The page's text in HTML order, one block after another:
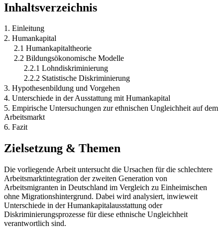
Inhaltsverzeichnis
1. Einleitung
2. Humankapital
2.1 Humankapitaltheorie
2.2 Bildungsökonomische Modelle
2.2.1 Lohndiskriminierung
2.2.2 Statistische Diskriminierung
3. Hypothesenbildung und Vorgehen
4. Unterschiede in der Ausstattung mit Humankapital
5. Empirische Untersuchungen zur ethnischen Ungleichheit auf dem
Arbeitsmarkt
6. Fazit
Zielsetzung & Themen
Die vorliegende Arbeit untersucht die Ursachen für die schlechtere
Arbeitsmarktintegration der zweiten Generation von
Arbeitsmigranten in Deutschland im Vergleich zu Einheimischen
ohne Migrationshintergrund. Dabei wird analysiert, inwieweit
Unterschiede in der Humankapitalausstattung oder
Diskriminierungsprozesse für diese ethnische Ungleichheit
verantwortlich sind.